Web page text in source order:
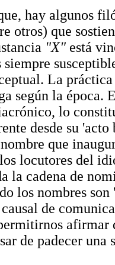
hay algunos
otros) que
"X" está
La
según la época.
lo
desde su
que
locutores del
la cadena de
los nombres
causal de
afirmar
de padecer